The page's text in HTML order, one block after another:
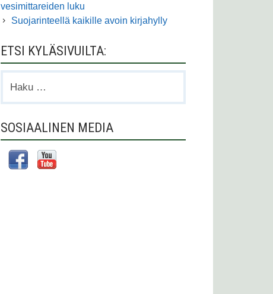
vesimittareiden luku
Suojarinteellä kaikille avoin kirjahylly
ETSI KYLÄSIVUILTA:
SOSIAALINEN MEDIA